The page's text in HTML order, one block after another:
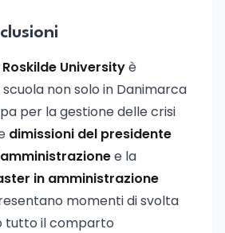
Roskilde Universityè
non solo in Danimarca
per la gestione delle crisi
dimissioni del presidente
e la
in amministrazione
momenti di svolta
tutto il comparto